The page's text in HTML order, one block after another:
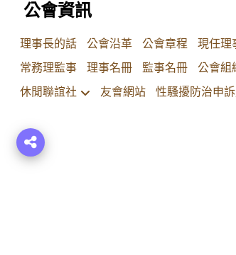
公會資訊
理事長的話 公會沿革 公會章程 現任理
常務理監事
理事名冊 監事名冊 公會組
休閒聯誼社
友會網站 性騷擾防治申